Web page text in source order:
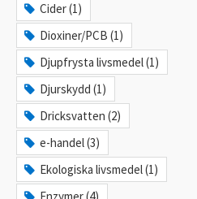
Cider (1)
Dioxiner/PCB (1)
Djupfrysta livsmedel (1)
Djurskydd (1)
Dricksvatten (2)
e-handel (3)
Ekologiska livsmedel (1)